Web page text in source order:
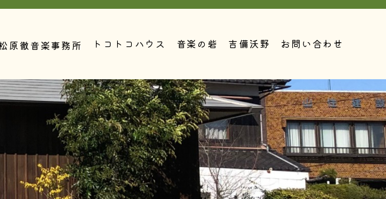
原徹音楽事務所 トコトコハウス 音楽の砦 吉備沃野 お問い合わせ